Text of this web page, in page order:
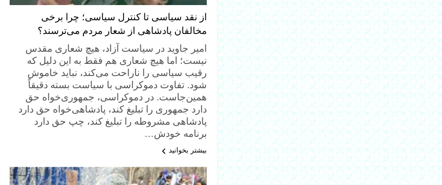
از نقد سیاسی تا کنترل سیاسی؛ چرا برخی
مخالفان پادشاهی از شعار مردم می‌ترسند؟
امیر جاوید در سیاست آزاد، هیچ شعاری مقدس
نیست؛ اما هیچ شعاری هم فقط به این دلیل که
رقیب سیاسی را ناراحت می‌کند، نباید خاموش
شود. تفاوت دموکراسی با سیاست بسته دقیقاً
همین‌جاست. در دموکراسی، جمهوری‌خواه حق
دارد جمهوری را تبلیغ کند، پادشاهی‌خواه حق دارد
پادشاهی مشروطه را تبلیغ کند، چپ حق دارد
برنامه خودش…
بیشتر بخوانید